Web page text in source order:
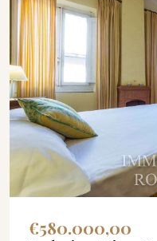
€580.000,00